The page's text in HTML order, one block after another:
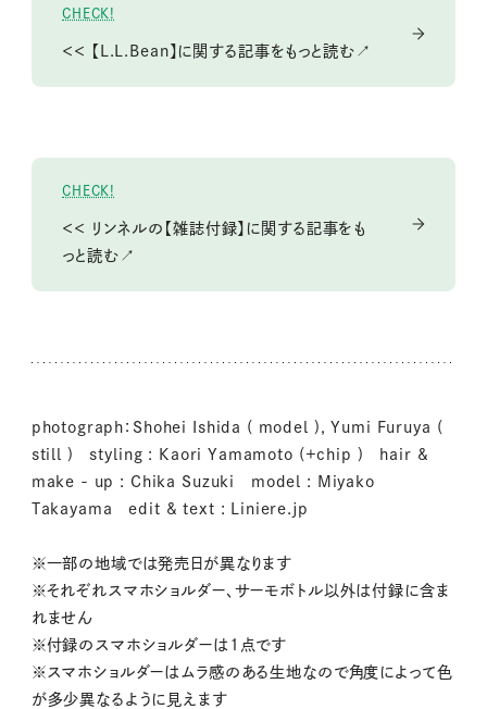
CHECK!
＜＜ 【L.L.Bean】に関する記事をもっと読む↗
CHECK!
＜＜ リンネルの【雑誌付録】に関する記事をも
っと読む↗
photograph：Shohei Ishida ( model ), Yumi Furuya (
still ) styling : Kaori Yamamoto (+chip ) hair &
make - up : Chika Suzuki model : Miyako
Takayama edit & text : Liniere.jp
※一部の地域では発売日が異なります
※それぞれスマホショルダー、サーモボトル以外は付録に含ま
れません
※付録のスマホショルダーは1点です
※スマホショルダーはムラ感のある生地なので角度によって色
が多少異なるように見えます